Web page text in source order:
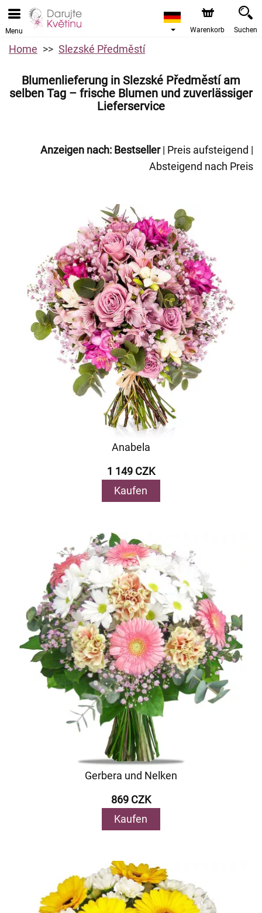
Menu Warenkorb Suchen
Home Slezské Předměstí
Blumenlieferung in Slezské Předměstí am
selben Tag – frische Blumen und zuverlässiger
Lieferservice
Anzeigen nach: Bestseller| Preis aufsteigend |
Absteigend nach Preis
Anabela
1 149 CZK
Kaufen
Gerbera und Nelken
869 CZK
Kaufen